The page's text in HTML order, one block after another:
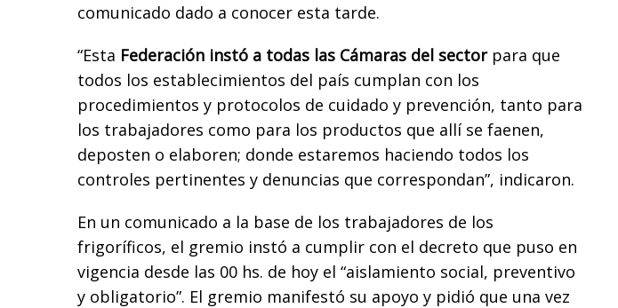
comunicado dado a conocer esta tarde.
“Esta Federación instó a todas las Cámaras del sectorpara que
todos los establecimientos del país cumplan con los
procedimientos y protocolos de cuidado y prevención, tanto para
los trabajadores como para los productos que allí se faenen,
deposten o elaboren; donde estaremos haciendo todos los
controles pertinentes y denuncias que correspondan”, indicaron.
En un comunicado a la base de los trabajadores de los
frigoríficos, el gremio instó a cumplir con el decreto que puso en
vigencia desde las 00 hs. de hoy el “aislamiento social, preventivo
y obligatorio”. El gremio manifestó su apoyo y pidió que una vez